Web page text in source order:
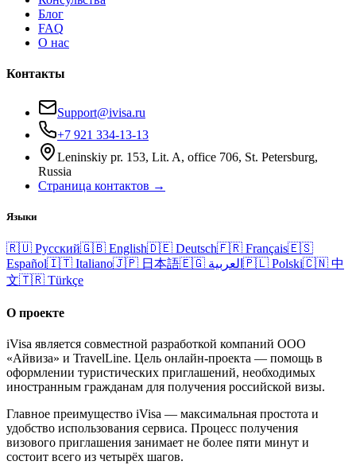
Блог
FAQ
О нас
Контакты
Support@ivisa.ru
+7 921 334-13-13
Leninskiy pr. 153, Lit. A, office 706, St. Petersburg,
Russia
Страница контактов →
Языки
🇷🇺 Русский🇬🇧 English🇩🇪 Deutsch🇫🇷 Français🇪🇸
Español🇮🇹 Italiano🇯🇵 日本語🇪🇬 العربية 🇵🇱 Polski🇨🇳 中
文🇹🇷 Türkçe
О проекте
iVisa является совместной разработкой компаний ООО
«Айвиза» и TravelLine. Цель онлайн-проекта — помощь в
оформлении туристических приглашений, необходимых
иностранным гражданам для получения российской визы.
Главное преимущество iVisa — максимальная простота и
удобство использования сервиса. Процесс получения
визового приглашения занимает не более пяти минут и
состоит всего из четырёх шагов.